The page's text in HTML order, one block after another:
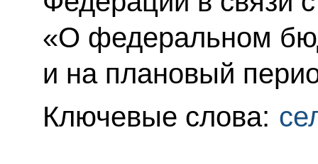
«О федеральном
и на плановый
Ключевые слова: